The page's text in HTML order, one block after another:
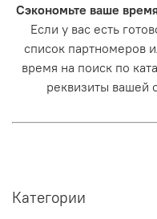
Сэкономьте ваше
Если у вас есть
список партномеров
время на поиск по
реквизиты вашей
Категории